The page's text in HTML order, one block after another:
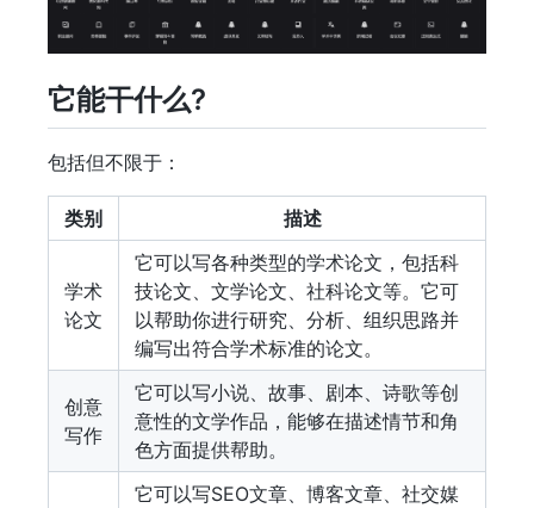
它能干什么?
包括但不限于：
类别 描述
学术
论文
它可以写各种类型的学术论文，包括科
技论文、文学论文、社科论文等。它可
以帮助你进行研究、分析、组织思路并
编写出符合学术标准的论文。
创意
写作
它可以写小说、故事、剧本、诗歌等创
意性的文学作品，能够在描述情节和角
色方面提供帮助。
它可以写SEO文章、博客文章、社交媒